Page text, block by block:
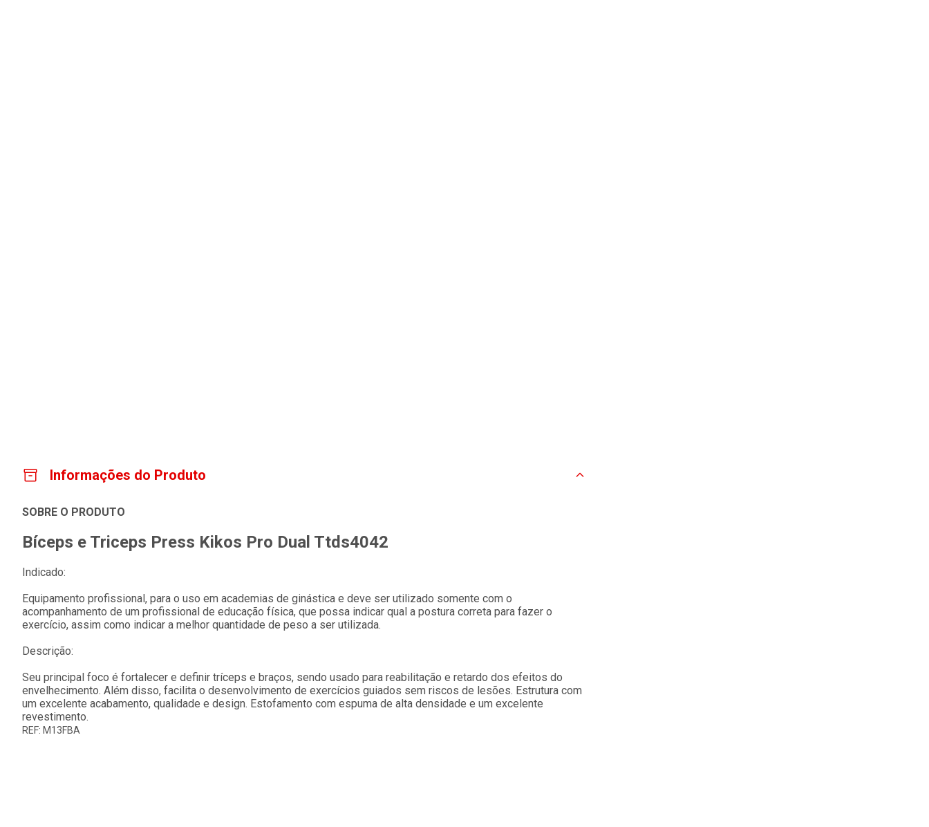
Informações do Produto
SOBRE O PRODUTO
Bíceps e Triceps Press Kikos Pro Dual Ttds4042
Indicado:
Equipamento profissional, para o uso em academias de ginástica e deve ser utilizado somente com o
acompanhamento de um profissional de educação física, que possa indicar qual a postura correta para fazer o
exercício, assim como indicar a melhor quantidade de peso a ser utilizada.
Descrição:
Seu principal foco é fortalecer e definir tríceps e braços, sendo usado para reabilitação e retardo dos efeitos do
envelhecimento. Além disso, facilita o desenvolvimento de exercícios guiados sem riscos de lesões. Estrutura com
um excelente acabamento, qualidade e design. Estofamento com espuma de alta densidade e um excelente
revestimento.
REF: M13FBA